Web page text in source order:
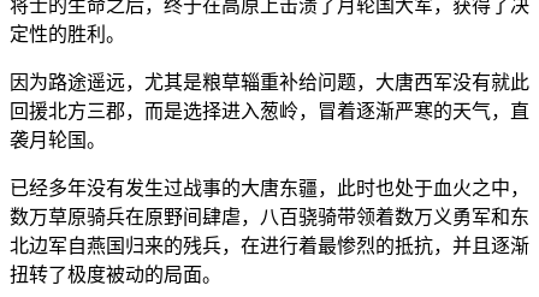
将士的生命之后，终于在高原上击溃了月轮国大军，获得了决
定性的胜利。
因为路途遥远，尤其是粮草辎重补给问题，大唐西军没有就此
回援北方三郡，而是选择进入葱岭，冒着逐渐严寒的天气，直
袭月轮国。
已经多年没有发生过战事的大唐东疆，此时也处于血火之中，
数万草原骑兵在原野间肆虐，八百骁骑带领着数万义勇军和东
北边军自燕国归来的残兵，在进行着最惨烈的抵抗，并且逐渐
扭转了极度被动的局面。